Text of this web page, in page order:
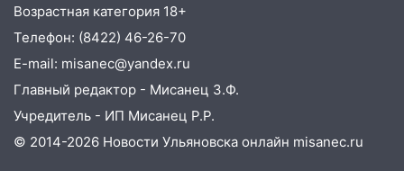
14:32 На Ульяновскую область
надвигается жара
14:08 Пешеход переходил по «зебре»:
подробности серьезной аварии на
Фруктовой
13:30 В Димитровграде на улице
Возрастная категория 18+
Телефон: (8422) 46-26-70
E-mail: misanec@yandex.ru
Главный редактор - Мисанец З.Ф.
Учредитель - ИП Мисанец Р.Р.
© 2014-2026 Новости Ульяновска онлайн misanec.ru